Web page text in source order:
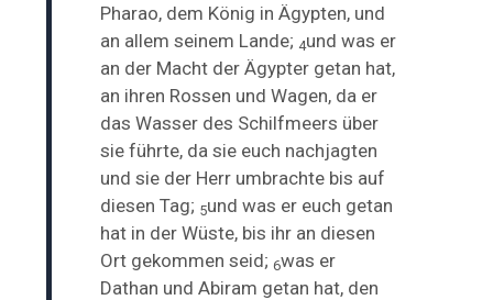
Pharao, dem König in Ägypten, und
an allem seinem Lande; 4und was er
an der Macht der Ägypter getan hat,
an ihren Rossen und Wagen, da er
das Wasser des Schilfmeers über
sie führte, da sie euch nachjagten
und sie der Herr umbrachte bis auf
diesen Tag; 5und was er euch getan
hat in der Wüste, bis ihr an diesen
Ort gekommen seid; 6was er
Dathan und Abiram getan hat, den